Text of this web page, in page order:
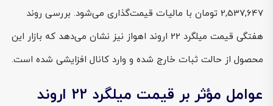
2,537,647 تومان با مالیات قیمت‌گذاری می‌شود. بررسی روند
هفتگی قیمت میلگرد 22 اروند اهواز نیز نشان می‌دهد که بازار این
محصول از حالت ثبات خارج شده و وارد کانال افزایشی شده است.
عوامل مؤثر بر قیمت میلگرد 22 اروند